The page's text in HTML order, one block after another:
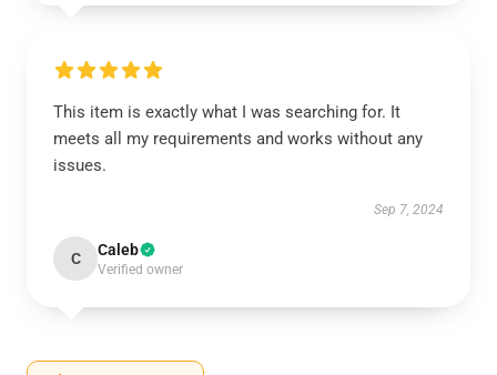
This item is exactly what I was searching for. It
meets all my requirements and works without any
issues.
Sep 7, 2024
C Caleb
Verified owner